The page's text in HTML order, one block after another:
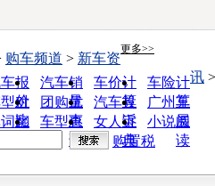
更多>>
报
价
汽车销
量
车价计
算
车险计
算
对
比
团购优
惠
汽车投
诉
广州车
展
翻
车型查
询
女人宝
典
小说阅
读
购车频道 > 新车资
讯
购置税